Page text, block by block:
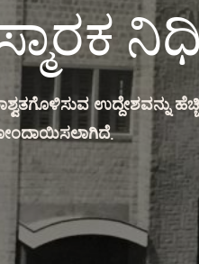
ಉದ್ದೇಶವನ್ನು
ನೋಂದಾಯಿಸಲಾಗಿದೆ.